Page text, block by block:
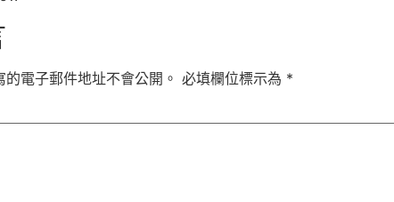
電子郵件地址不會公開。 必填欄位標示為 *